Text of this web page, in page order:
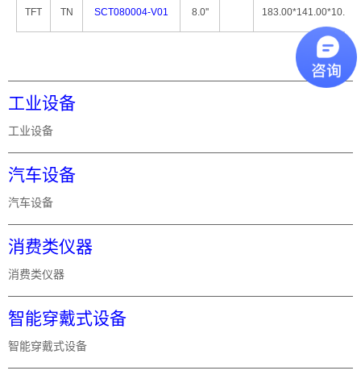
TFT TN SCT080004-V01 8.0'' 183.00*141.00*10.26
工业设备
工业设备
汽车设备
汽车设备
消费类仪器
消费类仪器
智能穿戴式设备
智能穿戴式设备